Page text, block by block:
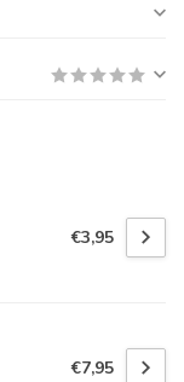
€3,95
€7,95